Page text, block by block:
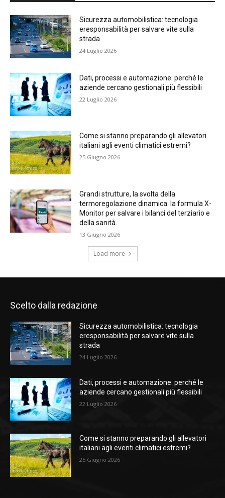
Sicurezza automobilistica: tecnologia
eresponsabilità per salvare vite sulla
strada
24 Luglio 2026
Dati, processi e automazione: perché le
aziende cercano gestionali più flessibili
22 Luglio 2026
Come si stanno preparando gli allevatori
italiani agli eventi climatici estremi?
25 Giugno 2026
Grandi strutture, la svolta della
termoregolazione dinamica: la formula X-
Monitor per salvare i bilanci del terziario e
della sanità.
13 Giugno 2026
Load more
Scelto dalla redazione
Sicurezza automobilistica: tecnologia
eresponsabilità per salvare vite sulla
strada
24 Luglio 2026
Dati, processi e automazione: perché le
aziende cercano gestionali più flessibili
22 Luglio 2026
Come si stanno preparando gli allevatori
italiani agli eventi climatici estremi?
25 Giugno 2026